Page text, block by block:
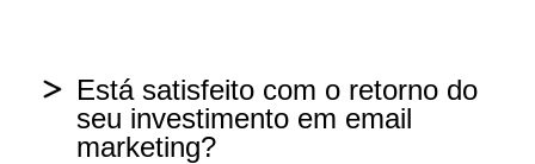
Em leads conquistadas
Está satisfeito com o retorno do
seu investimento em email
marketing?